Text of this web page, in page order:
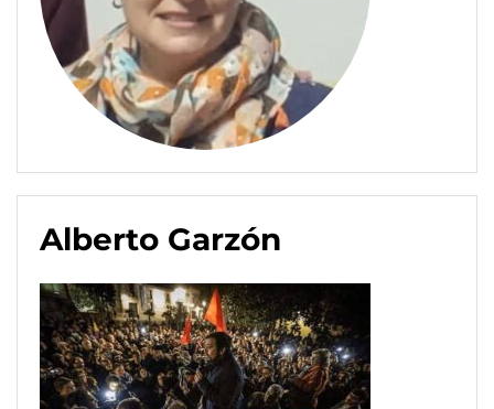
Alberto Garzón